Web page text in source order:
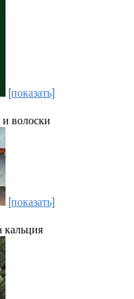
[показать]
волоски
[показать]
кальция